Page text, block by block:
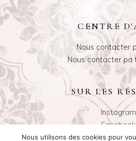
CENTRE
Nous contacter
Nous contacter pa
SUR LES
Instagram
Facebook
Nous utilisons des cookies pour